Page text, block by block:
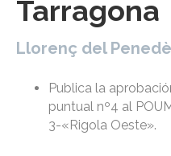
Tarragona
Llorenç del
Publica la
puntual nº4 al
3-«Rigola Oeste».